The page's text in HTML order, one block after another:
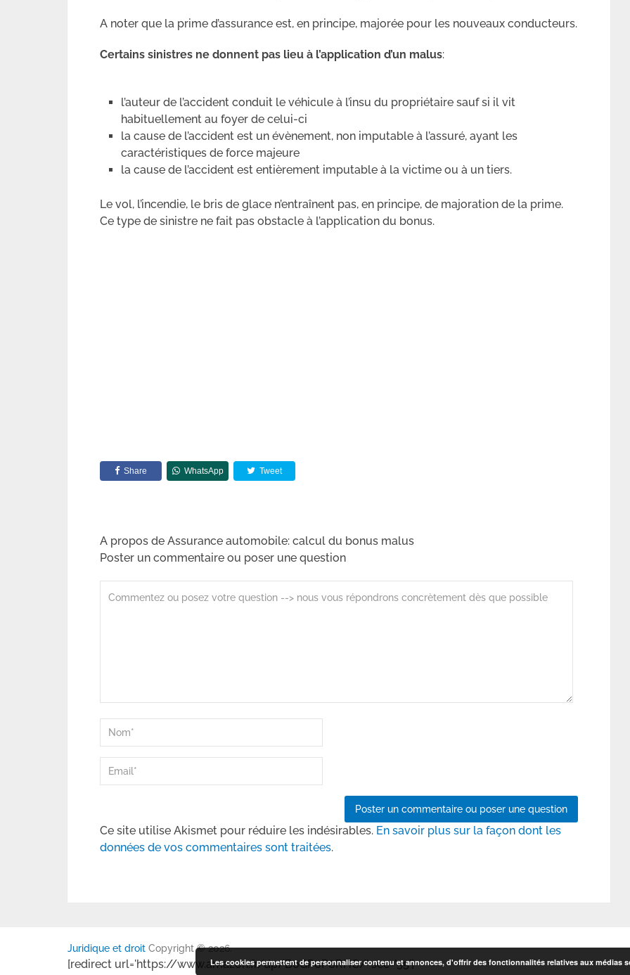
A noter que la prime d’assurance est, en principe, majorée pour les nouveaux conducteurs.
Certains sinistres ne donnent pas lieu à l’application d’un malus:
l’auteur de l’accident conduit le véhicule à l’insu du propriétaire sauf si il vit
habituellement au foyer de celui-ci
la cause de l’accident est un évènement, non imputable à l’assuré, ayant les
caractéristiques de force majeure
la cause de l’accident est entièrement imputable à la victime ou à un tiers.
Le vol, l’incendie, le bris de glace n’entraînent pas, en principe, de majoration de la prime.
Ce type de sinistre ne fait pas obstacle à l’application du bonus.
Share WhatsApp Tweet
A propos de Assurance automobile: calcul du bonus malus
Poster un commentaire ou poser une question
Ce site utilise Akismet pour réduire les indésirables. En savoir plus sur la façon dont les
données de vos commentaires sont traitées.
Juridique et droit Copyright © 2026.
[redirect url='https://www.amazon.fr/dp/B0GP6P6RHC/' sec='55']
Les cookies permettent de personnaliser contenu et annonces, d'offrir des fonctionnalités relatives aux médias